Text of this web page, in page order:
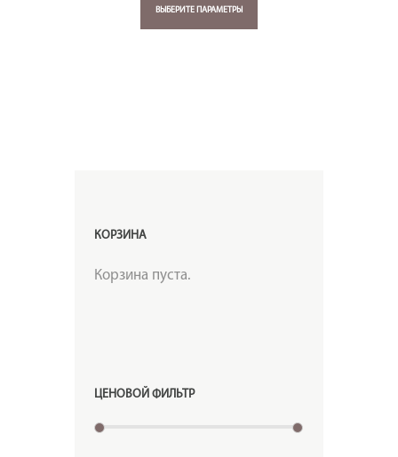
ВЫБЕРИТЕ ПАРАМЕТРЫ
КОРЗИНА
Корзина пуста.
ЦЕНОВОЙ ФИЛЬТР